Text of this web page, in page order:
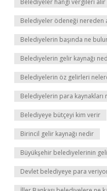
Belediyeler hangi vergileri alır
Belediyeler ödeneği nereden
Belediyelerin başında ne
Belediyelerin gelir kaynağı
Belediyelerin öz gelirleri
Belediyelerin para kaynakları
Belediyeye bütçeyi kim verir
Birincil gelir kaynağı nedir
Büyükşehir belediyelerinin
Devlet belediyeye para